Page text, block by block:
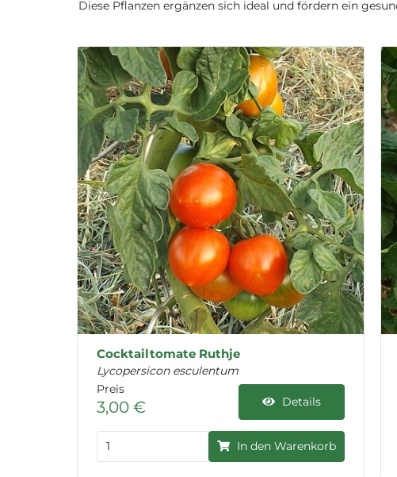
Diese Pflanzen ergänzen sich ideal und fördern ein
Cocktailtomate Ruthje
Lycopersicon esculentum
Preis
3,00 € Details
In den Warenkorb